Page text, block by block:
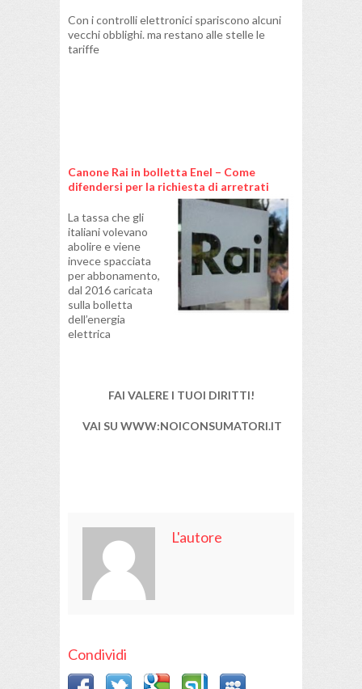
Con i controlli elettronici spariscono alcuni
vecchi obblighi. ma restano alle stelle le
tariffe
Canone Rai in bolletta Enel – Come
difendersi per la richiesta di arretrati
La tassa che gli
italiani volevano
abolire e viene
invece spacciata
per abbonamento,
dal 2016 caricata
sulla bolletta
dell’energia
elettrica
FAI VALERE I TUOI DIRITTI!
VAI SU WWW:NOICONSUMATORI.IT
L'autore
Condividi